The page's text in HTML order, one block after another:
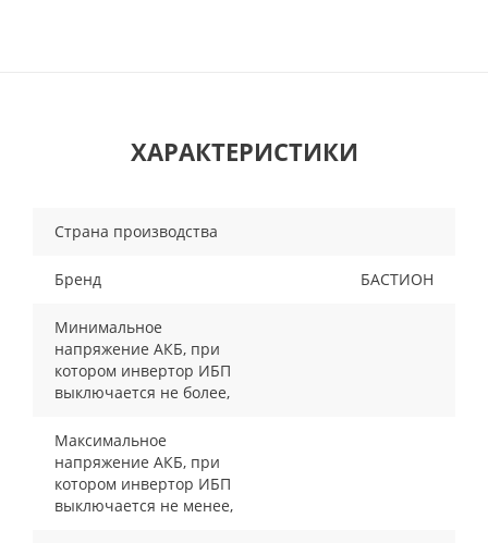
ХАРАКТЕРИСТИКИ
Страна производства
Бренд БАСТИОН
Минимальное
напряжение АКБ, при
котором инвертор ИБП
выключается не более,
Максимальное
напряжение АКБ, при
котором инвертор ИБП
выключается не менее,